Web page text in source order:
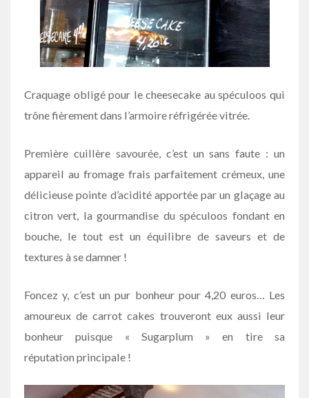
Craquage obligé pour le cheesecake au spéculoos qui
trône fièrement dans l’armoire réfrigérée vitrée.
Première cuillère savourée, c’est un sans faute : un
appareil au fromage frais parfaitement crémeux, une
délicieuse pointe d’acidité apportée par un glaçage au
citron vert, la gourmandise du spéculoos fondant en
bouche, le tout est un équilibre de saveurs et de
textures à se damner !
Foncez y, c’est un pur bonheur pour 4,20 euros… Les
amoureux de carrot cakes trouveront eux aussi leur
bonheur puisque « Sugarplum » en tire sa
réputation principale !